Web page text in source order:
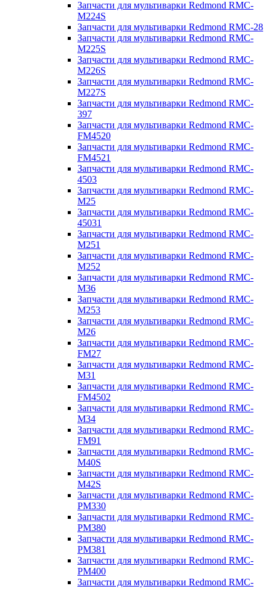
Запчасти для мультиварки Redmond RMC-
M224S
Запчасти для мультиварки Redmond RMC-28
Запчасти для мультиварки Redmond RMC-
M225S
Запчасти для мультиварки Redmond RMC-
M226S
Запчасти для мультиварки Redmond RMC-
M227S
Запчасти для мультиварки Redmond RMC-
397
Запчасти для мультиварки Redmond RMC-
FM4520
Запчасти для мультиварки Redmond RMC-
FM4521
Запчасти для мультиварки Redmond RMC-
4503
Запчасти для мультиварки Redmond RMC-
M25
Запчасти для мультиварки Redmond RMC-
45031
Запчасти для мультиварки Redmond RMC-
M251
Запчасти для мультиварки Redmond RMC-
M252
Запчасти для мультиварки Redmond RMC-
M36
Запчасти для мультиварки Redmond RMC-
M253
Запчасти для мультиварки Redmond RMC-
M26
Запчасти для мультиварки Redmond RMC-
FM27
Запчасти для мультиварки Redmond RMC-
M31
Запчасти для мультиварки Redmond RMC-
FM4502
Запчасти для мультиварки Redmond RMC-
M34
Запчасти для мультиварки Redmond RMC-
FM91
Запчасти для мультиварки Redmond RMC-
M40S
Запчасти для мультиварки Redmond RMC-
M42S
Запчасти для мультиварки Redmond RMC-
PM330
Запчасти для мультиварки Redmond RMC-
PM380
Запчасти для мультиварки Redmond RMC-
PM381
Запчасти для мультиварки Redmond RMC-
PM400
Запчасти для мультиварки Redmond RMC-